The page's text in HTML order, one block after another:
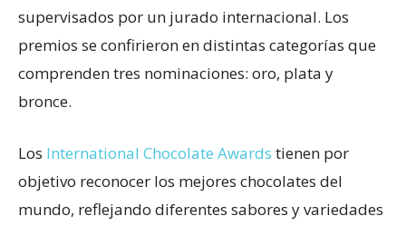
supervisados por un jurado internacional. Los
premios se confirieron en distintas categorías que
comprenden tres nominaciones: oro, plata y
bronce.
Los International Chocolate Awards tienen por
objetivo reconocer los mejores chocolates del
mundo, reflejando diferentes sabores y variedades